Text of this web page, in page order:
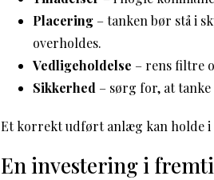
Placering – tanken bør stå i
overholdes.
Vedligeholdelse – rens filtre
Sikkerhed – sørg for, at
Et korrekt udført anlæg kan holde i
En investering i